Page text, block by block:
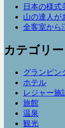
日本の様式
山の達人が
全客室から
カテゴリー
グランピン
ホテル
レジャー施
旅館
温泉
観光